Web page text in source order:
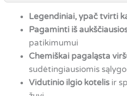
Legendiniai, ypač tvirti
Pagaminti iš
patikimumui
Chemiškai pagaląsta
sudėtingiausiomis
Vidutinio ilgio kotelisir